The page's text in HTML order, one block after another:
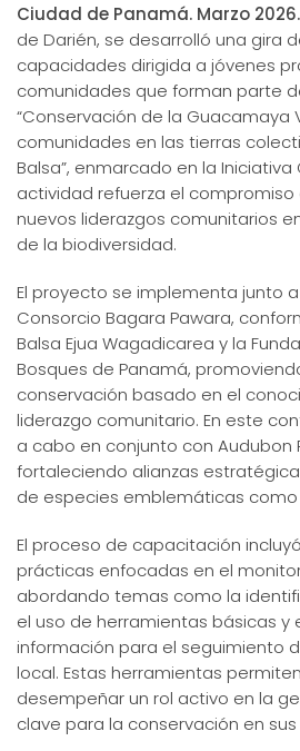
Ciudad de Panamá. Marzo 2026.
de Darién, se desarrolló una gira
capacidades dirigida a jóvenes
comunidades que forman parte
“Conservación de la Guacamaya
comunidades en las tierras
Balsa”, enmarcado en la Iniciativa
actividad refuerza el
nuevos liderazgos comunitarios
de la biodiversidad.
El proyecto se implementa junto
Consorcio Bagara Pawara,
Balsa Ejua Wagadicarea y la
Bosques de Panamá,
conservación basado en el
liderazgo comunitario. En este
a cabo en conjunto con Audubon
fortaleciendo alianzas
de especies emblemáticas
El proceso de capacitación
prácticas enfocadas en el
abordando temas como la
el uso de herramientas básicas y
información para el seguimiento
local. Estas herramientas
desempeñar un rol activo en la
clave para la conservación en